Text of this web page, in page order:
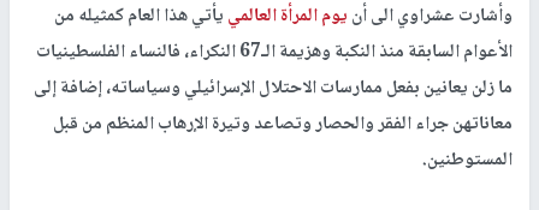
وأشارت عشراوي الى أنيوم المرأة العالمييأتي هذا العام كمثيله من
الأعوام السابقة منذ النكبة وهزيمة الـ67 النكراء، فالنساء الفلسطينيات
ما زلن يعانين بفعل ممارسات الاحتلال الإسرائيلي وسياساته، إضافة إلى
معاناتهن جراء الفقر والحصار وتصاعد وتيرة الإرهاب المنظم من قبل
المستوطنين.